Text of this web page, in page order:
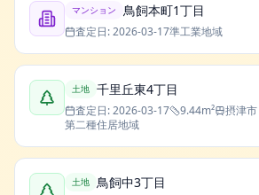
マンション 鳥飼本町1丁目
査定日:2026-03-17準工業地域
土地 千里丘東4丁目
査定日:2026-03-17 9.44m² 摂津市
第二種住居地域
土地 鳥飼中3丁目